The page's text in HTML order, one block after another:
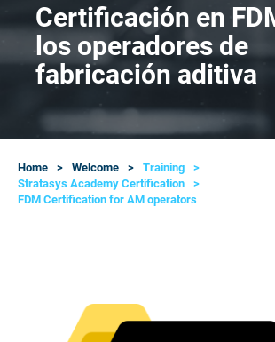
Certificación en
los operadores de
fabricación aditiva
Home Welcome
Training
Stratasys Academy Certification
FDM Certification for AM operators